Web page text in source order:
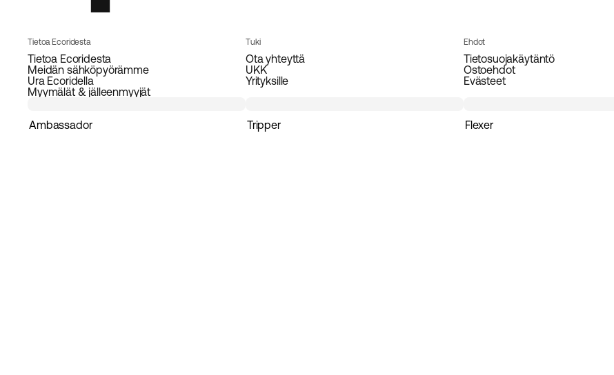
Tietoa Ecoridesta
Tietoa Ecoridesta
Meidän sähköpyörämme
Ura Ecoridella
Myymälät & jälleenmyyjät
Tuki
Ota yhteyttä
UKK
Yrityksille
Ehdot
Tietosuojakäytäntö
Ostoehdot
Evästeet
Ambassador Tripper Flexer